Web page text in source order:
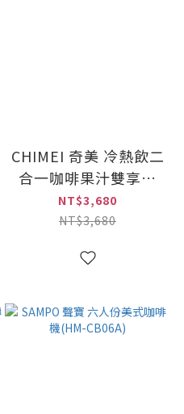
CHIMEI 奇美 冷熱飲二
合一咖啡果汁雙享機
(CG-028A20)
NT$3,680
NT$3,680